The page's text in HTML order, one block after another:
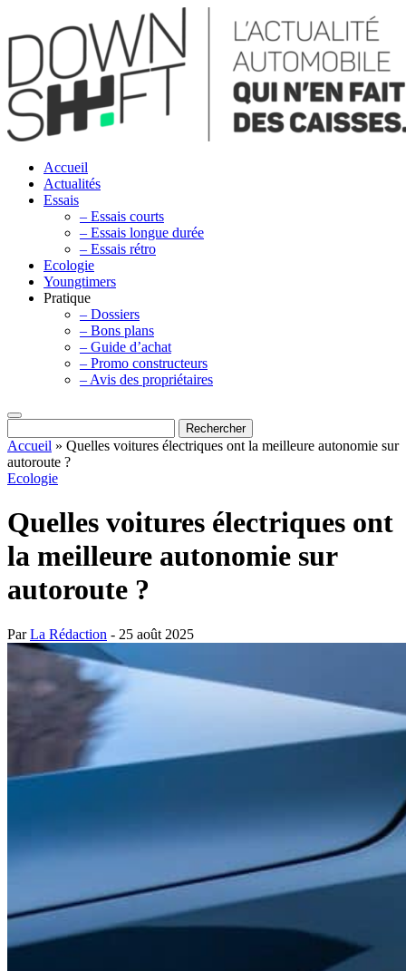
Accueil
Actualités
Essais
– Essais courts
– Essais longue durée
– Essais rétro
Ecologie
Youngtimers
Pratique
– Dossiers
– Bons plans
– Guide d’achat
– Promo constructeurs
– Avis des propriétaires
Accueil » Quelles voitures électriques ont la meilleure autonomie sur
autoroute ?
Ecologie
Quelles voitures électriques ont
la meilleure autonomie sur
autoroute ?
ParLa Rédaction - 25 août 2025